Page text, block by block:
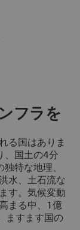
フラを
る国はありま
、国土の4分
特な地理、
水、土石流な
す。気候変動
まる中、1億
ますます国の